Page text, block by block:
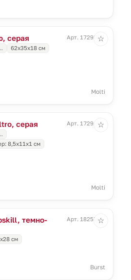
серая
Арт. 17293.10
62x35x18 см
Molti
☆
серая
Арт. 17294.10
8,5x11х1 см
Molti
☆
темно-
Арт. 18255.30
см
Burst
☆